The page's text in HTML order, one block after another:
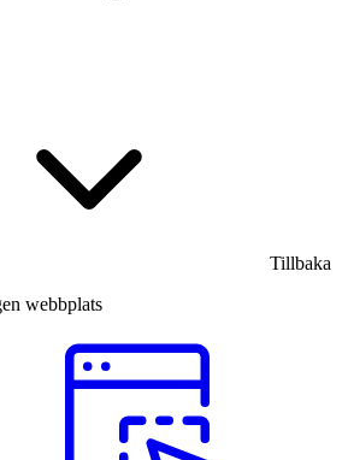
Tillbaka
webbplats